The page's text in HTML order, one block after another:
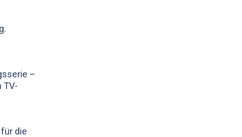
–
TV-
die